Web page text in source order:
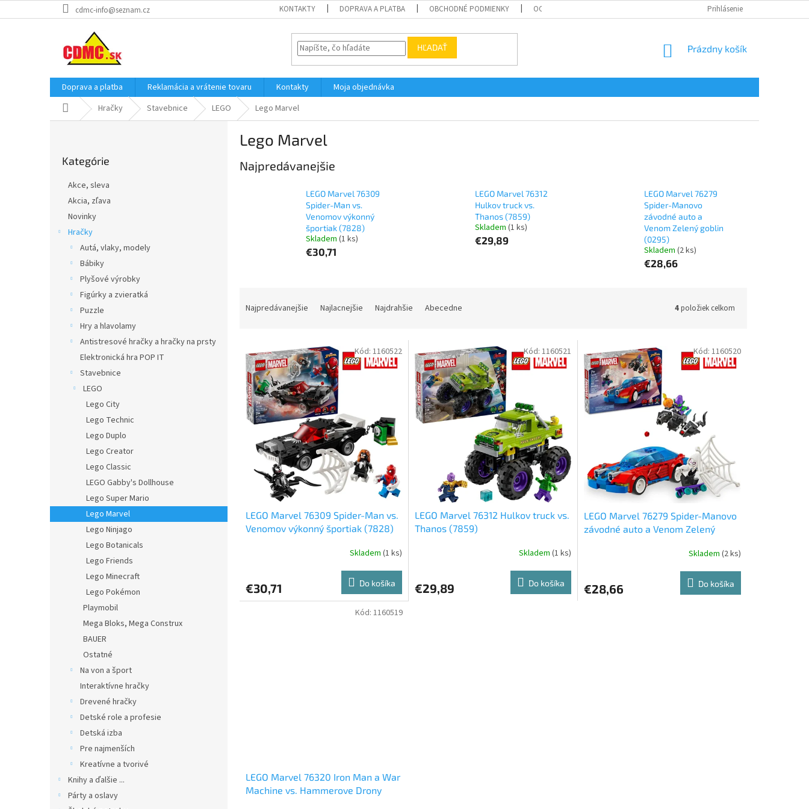
na
cdmc-info@seznam.cz KONTAKTY DOPRAVA A PLATBA OBCHODNÉ PODMIENKY OCHRANA OSOBNÝCH ÚDAJOV Prihlásenie
HĽADAŤ
NÁKUPNÝ
Prázdny košík
Doprava a platba Reklamácia a vrátenie tovaru Kontakty
Moja objednávka
DomovHračky Stavebnice LEGO Lego Marvel
kategórie
Kategórie
Akce, sleva
Akcia, zľava
Novinky
Hračky
Autá, vlaky, modely
Bábiky
Plyšové výrobky
Figúrky a zvieratká
Puzzle
Hry a hlavolamy
Antistresové hračky a hračky na prsty
Elektronická hra POP IT
Stavebnice
LEGO
Lego City
Lego Technic
Lego Duplo
Lego Creator
Lego Classic
LEGO Gabby's Dollhouse
Lego Super Mario
Lego Marvel
Lego Ninjago
Lego Botanicals
Lego Friends
Lego Minecraft
Lego Pokémon
Playmobil
Mega Bloks, Mega Construx
BAUER
Ostatné
Na von a šport
Interaktívne hračky
Drevené hračky
Detské role a profesie
Detská izba
Pre najmenších
Kreatívne a tvorivé
Knihy a ďalšie ...
Párty a oslavy
Lego Marvel
Najpredávanejšie
LEGO Marvel 76309
Spider-Man vs.
Venomov výkonný
športiak (7828)
Skladem (1 ks)
€30,71
LEGO Marvel 76312
Hulkov truck vs.
Thanos (7859)
Skladem (1 ks)
€29,89
LEGO Marvel 76279
Spider-Manovo
závodné auto a
Venom Zelený goblin
(0295)
Skladem (2 ks)
€28,66
Najpredávanejšie Najlacnejšie Najdrahšie Abecedne 4položiek celkom
LEGO Marvel 76309 Spider-Man vs.
Venomov výkonný športiak (7828)
Skladem (1 ks)
€30,71 Do košíka
Kód: 1160522
LEGO Marvel 76312 Hulkov truck vs.
Thanos (7859)
Skladem (1 ks)
€29,89 Do košíka
Kód: 1160521
LEGO Marvel 76279 Spider-Manovo
závodné auto a Venom Zelený
Skladem (2 ks)
€28,66 Do košíka
Kód: 1160520
LEGO Marvel 76320 Iron Man a War
Machine vs. Hammerove Drony
Kód: 1160519